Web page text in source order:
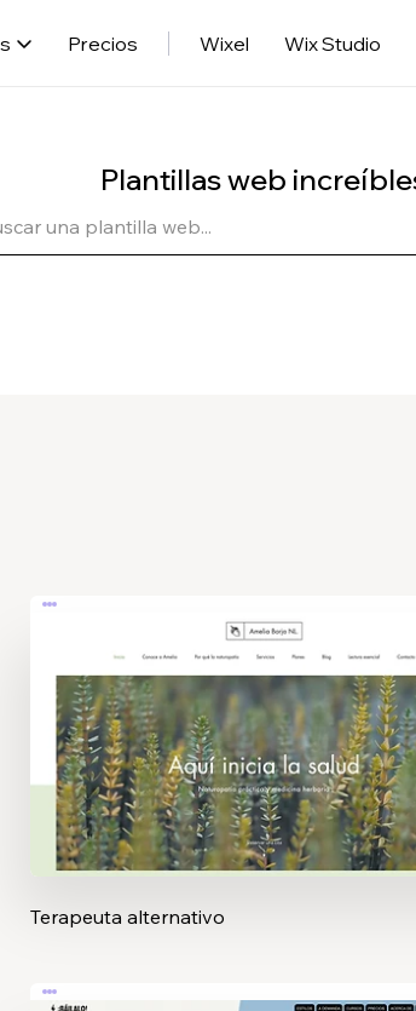
Precios Wixel Wix Studio
Plantillas web
Terapeuta alternativo